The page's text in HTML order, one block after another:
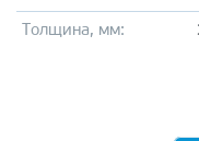
Толщина, мм: